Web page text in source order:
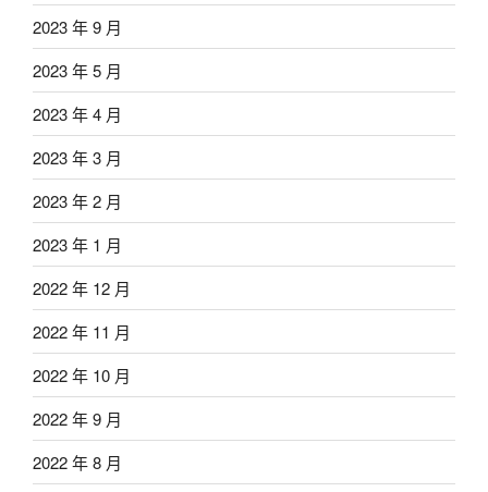
2023 年 9 月
2023 年 5 月
2023 年 4 月
2023 年 3 月
2023 年 2 月
2023 年 1 月
2022 年 12 月
2022 年 11 月
2022 年 10 月
2022 年 9 月
2022 年 8 月